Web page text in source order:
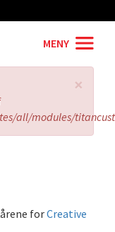
MENY
×
all/modules/
forCreative